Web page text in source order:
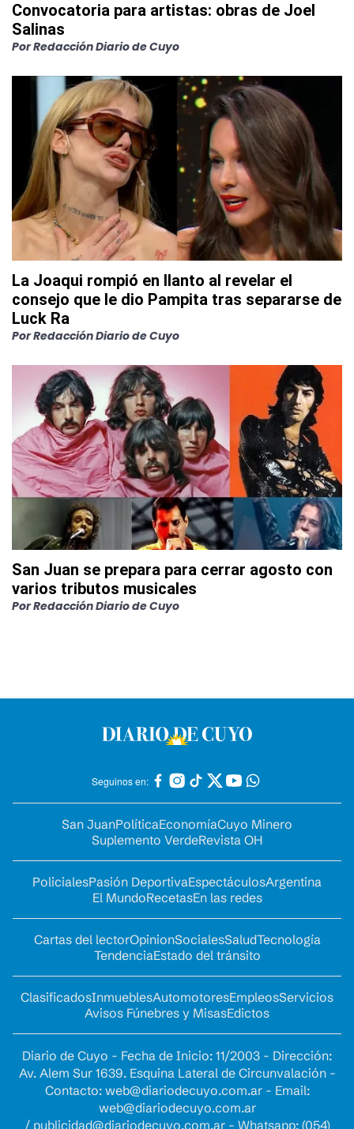
Convocatoria para artistas: obras de Joel
Salinas
PorRedacción Diario de Cuyo
La Joaqui rompió en llanto al revelar el
consejo que le dio Pampita tras separarse de
Luck Ra
PorRedacción Diario de Cuyo
San Juan se prepara para cerrar agosto con
varios tributos musicales
PorRedacción Diario de Cuyo
Seguinos en:
San JuanPolíticaEconomíaCuyo Minero
Suplemento VerdeRevista OH
PolicialesPasión DeportivaEspectáculosArgentina
El MundoRecetasEn las redes
Cartas del lectorOpinionSocialesSaludTecnología
TendenciaEstado del tránsito
ClasificadosInmueblesAutomotoresEmpleosServicios
Avisos Fúnebres y MisasEdictos
Diario de Cuyo - Fecha de Inicio: 11/2003 - Dirección:
Av. Alem Sur 1639. Esquina Lateral de Circunvalación -
Contacto: web@diariodecuyo.com.ar- Email:
web@diariodecuyo.com.ar
/ publicidad@diariodecuyo.com.ar- Whatsapp: (054)